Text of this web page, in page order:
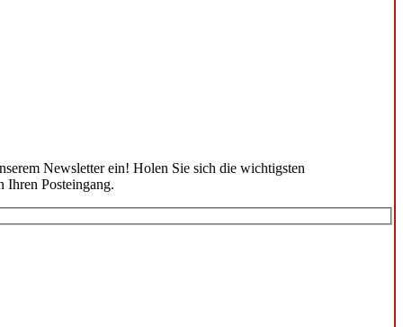
Newsletter ein! Holen Sie sich die wichtigsten
Ihren Posteingang.